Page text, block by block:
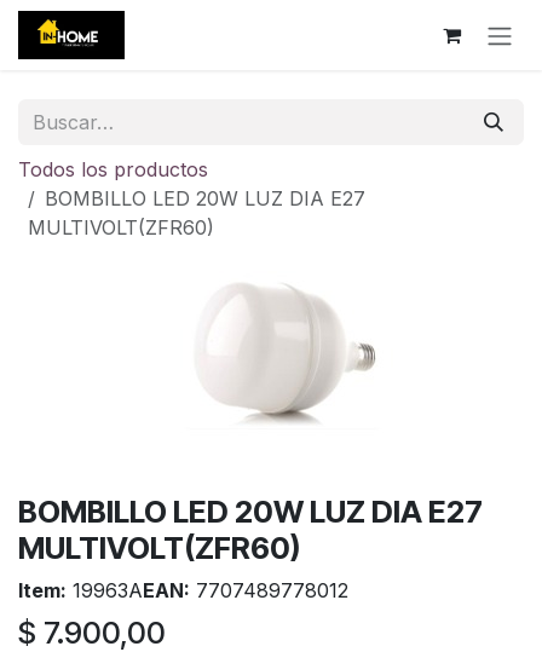
Ir al contenido
Todos los productos
BOMBILLO LED 20W LUZ DIA E27
MULTIVOLT(ZFR60)
BOMBILLO LED 20W LUZ DIA E27
MULTIVOLT(ZFR60)
Item: 19963AEAN: 7707489778012
$ 7.900,00